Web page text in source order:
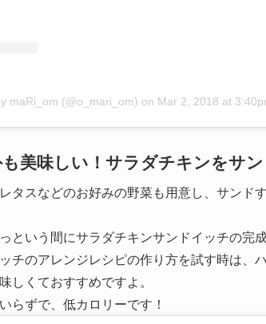
maRi_om (@o_mari_om) on Mar 2, 2018 at
美味しい！サラダチキンをサ
タスなどのお好みの野菜も用意し、サンド
という間にサラダチキンサンドイッチの完
チのアレンジレシピの作り方を試す時は、
しくておすすめですよ。
らずで、低カロリーです！